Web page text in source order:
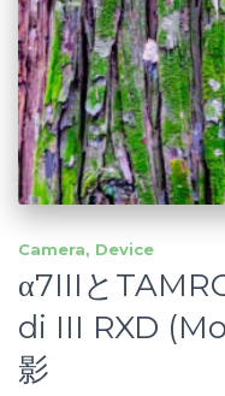
Camera Device
α7IIIと
di III RXD
影